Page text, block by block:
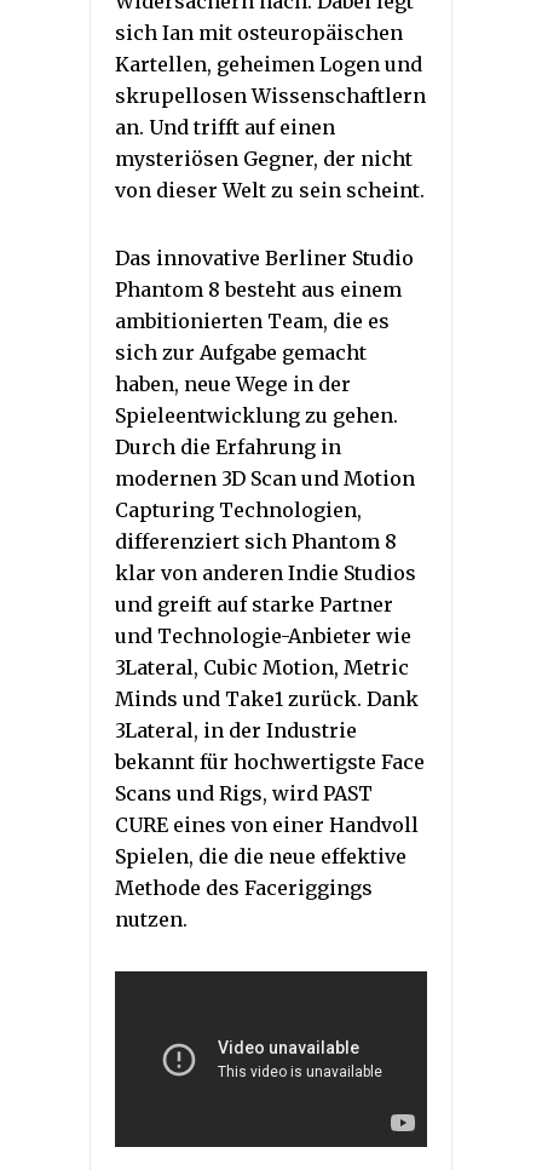
sich Ian mit osteuropäischen
Kartellen, geheimen Logen und
skrupellosen Wissenschaftlern
an. Und trifft auf einen
mysteriösen Gegner, der nicht
von dieser Welt zu sein scheint.
Das innovative Berliner Studio
Phantom 8 besteht aus einem
ambitionierten Team, die es
sich zur Aufgabe gemacht
haben, neue Wege in der
Spieleentwicklung zu gehen.
Durch die Erfahrung in
modernen 3D Scan und Motion
Capturing Technologien,
differenziert sich Phantom 8
klar von anderen Indie Studios
und greift auf starke Partner
und Technologie-Anbieter wie
3Lateral, Cubic Motion, Metric
Minds und Take1 zurück. Dank
3Lateral, in der Industrie
bekannt für hochwertigste Face
Scans und Rigs, wird PAST
CURE eines von einer Handvoll
Spielen, die die neue effektive
Methode des Faceriggings
nutzen.